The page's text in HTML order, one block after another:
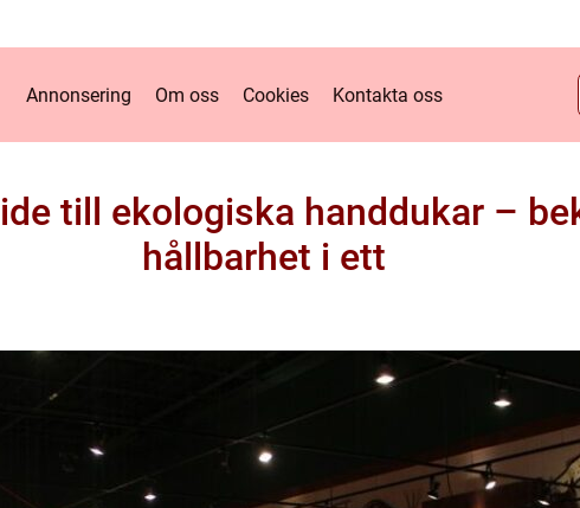
Annonsering Om oss Cookies Kontakta oss
till ekologiska handdukar –
hållbarhet i ett